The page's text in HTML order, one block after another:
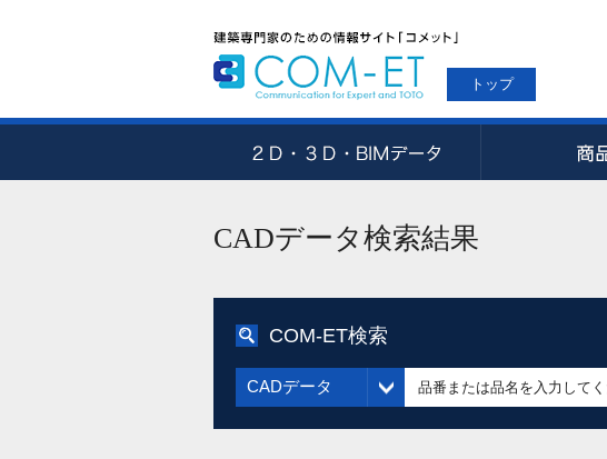
トップ
CADデータ検索結果
COM-ET検索
CADデータ